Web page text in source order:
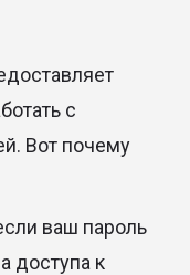
с
Вот почему
ваш пароль
доступа к